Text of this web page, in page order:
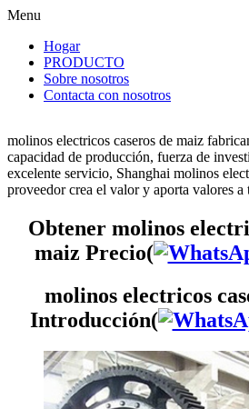
Menu
Hogar
PRODUCTO
Sobre nosotros
Contacta con nosotros
molinos electricos caseros de maiz
capacidad de producción, fuerza de
excelente servicio, Shanghai molinos
proveedor crea el valor y aporta valores a
Obtener molinos
maiz Precio(
molinos electricos
Introducción(